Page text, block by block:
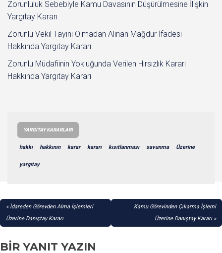
Zorunluluk Sebebiyle Kamu Davasının Düşürülmesine İlişkin
Yargıtay Kararı
Zorunlu Vekil Tayini Olmadan Alınan Mağdur İfadesi
Hakkında Yargıtay Kararı
Zorunlu Müdafiinin Yokluğunda Verilen Hırsızlık Kararı
Hakkında Yargıtay Kararı
YARGITAY KARARLARI
hakkı hakkının karar kararı kısıtlanması savunma Üzerine
yargıtay
YAZI
GEZINMESI
İdareden Görevden Alma İşlemleri
Üzerine Danıştay Kararı
Kamu Görevinden Çıkarma İşlemi
Üzerine Danıştay Kararı
BIR YANIT YAZIN